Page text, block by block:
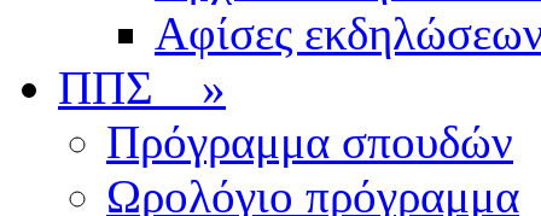
Αφίσες
ΠΠΣ »
Πρόγραμμα σπουδών
Ωρολόγιο πρόγραμμα